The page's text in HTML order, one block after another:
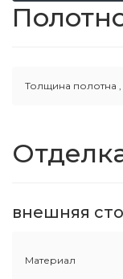
Толщина полотна ,
внешняя
Материал